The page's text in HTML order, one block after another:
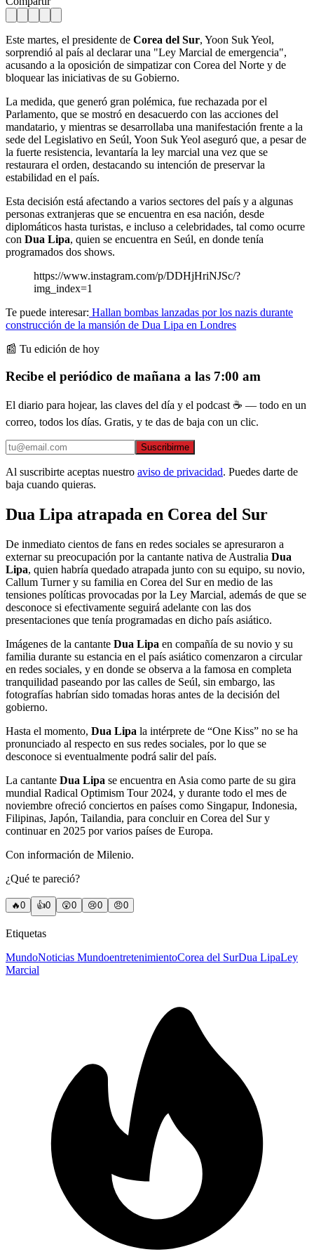
Este martes, el presidente de Corea del Sur, Yoon Suk Yeol,
sorprendió al país al declarar una "Ley Marcial de emergencia",
acusando a la oposición de simpatizar con Corea del Norte y de
bloquear las iniciativas de su Gobierno.
La medida, que generó gran polémica, fue rechazada por el
Parlamento, que se mostró en desacuerdo con las acciones del
mandatario, y mientras se desarrollaba una manifestación frente a la
sede del Legislativo en Seúl, Yoon Suk Yeol aseguró que, a pesar de
la fuerte resistencia, levantaría la ley marcial una vez que se
restaurara el orden, destacando su intención de preservar la
estabilidad en el país.
Esta decisión está afectando a varios sectores del país y a algunas
personas extranjeras que se encuentra en esa nación, desde
diplomáticos hasta turistas, e incluso a celebridades, tal como ocurre
con Dua Lipa, quien se encuentra en Seúl, en donde tenía
programados dos shows.
https://www.instagram.com/p/DDHjHriNJSc/?
img_index=1
Te puede interesar: Hallan bombas lanzadas por los nazis durante
construcción de la mansión de Dua Lipa en Londres
📰 Tu edición de hoy
Recibe el periódico de mañana a las 7:00 am
El diario para hojear, las claves del día y el podcast ☕ — todo en un
correo, todos los días. Gratis, y te das de baja con un clic.
Suscribirme
Al suscribirte aceptas nuestro aviso de privacidad. Puedes darte de
baja cuando quieras.
Dua Lipa atrapada en Corea del Sur
De inmediato cientos de fans en redes sociales se apresuraron a
externar su preocupación por la cantante nativa de Australia Dua
Lipa, quien habría quedado atrapada junto con su equipo, su novio,
Callum Turner y su familia en Corea del Sur en medio de las
tensiones políticas provocadas por la Ley Marcial, además de que se
desconoce si efectivamente seguirá adelante con las dos
presentaciones que tenía programadas en dicho país asiático.
Imágenes de la cantante Dua Lipa en compañía de su novio y su
familia durante su estancia en el país asiático comenzaron a circular
en redes sociales, y en donde se observa a la famosa en completa
tranquilidad paseando por las calles de Seúl, sin embargo, las
fotografías habrían sido tomadas horas antes de la decisión del
gobierno.
Hasta el momento, Dua Lipa la intérprete de “One Kiss” no se ha
pronunciado al respecto en sus redes sociales, por lo que se
desconoce si eventualmente podrá salir del país.
La cantante Dua Lipa se encuentra en Asia como parte de su gira
mundial Radical Optimism Tour 2024, y durante todo el mes de
noviembre ofreció conciertos en países como Singapur, Indonesia,
Filipinas, Japón, Tailandia, para concluir en Corea del Sur y
continuar en 2025 por varios países de Europa.
Con información de Milenio.
¿Qué te pareció?
🔥0 👍0 😲0 😢0 😠0
Etiquetas
MundoNoticias MundoentretenimientoCorea del SurDua LipaLey
Marcial